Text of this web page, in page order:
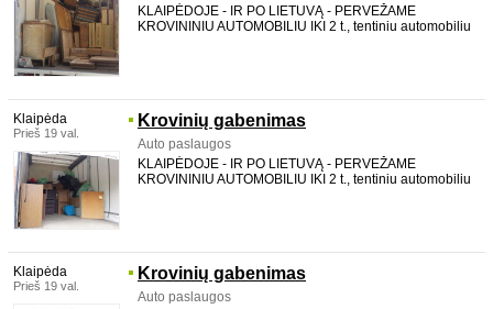
KLAIPĖDOJE - IR PO LIETUVĄ - PERVEŽAME
KROVININIU AUTOMOBILIU IKI 2 t., tentiniu automobiliu
Klaipėda
Prieš 19 val.
Krovinių gabenimas
Auto paslaugos
KLAIPĖDOJE - IR PO LIETUVĄ - PERVEŽAME
KROVININIU AUTOMOBILIU IKI 2 t., tentiniu automobiliu
Klaipėda
Prieš 19 val.
Krovinių gabenimas
Auto paslaugos